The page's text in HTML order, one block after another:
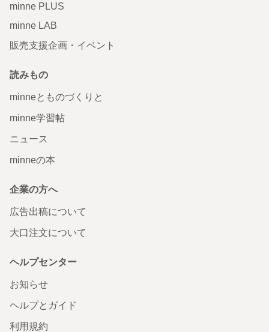
minne PLUS
minne LAB
販売支援企画・イベント
読みもの
minneとものづくりと
minne学習帖
ニュース
minneの本
企業の方へ
広告出稿について
大口注文について
ヘルプセンター
お知らせ
ヘルプとガイド
利用規約